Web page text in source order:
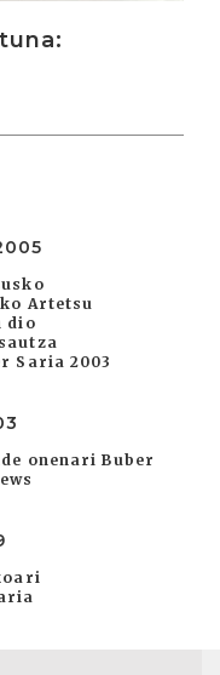
Artetsu
dio
Saria 2003
onenari Buber